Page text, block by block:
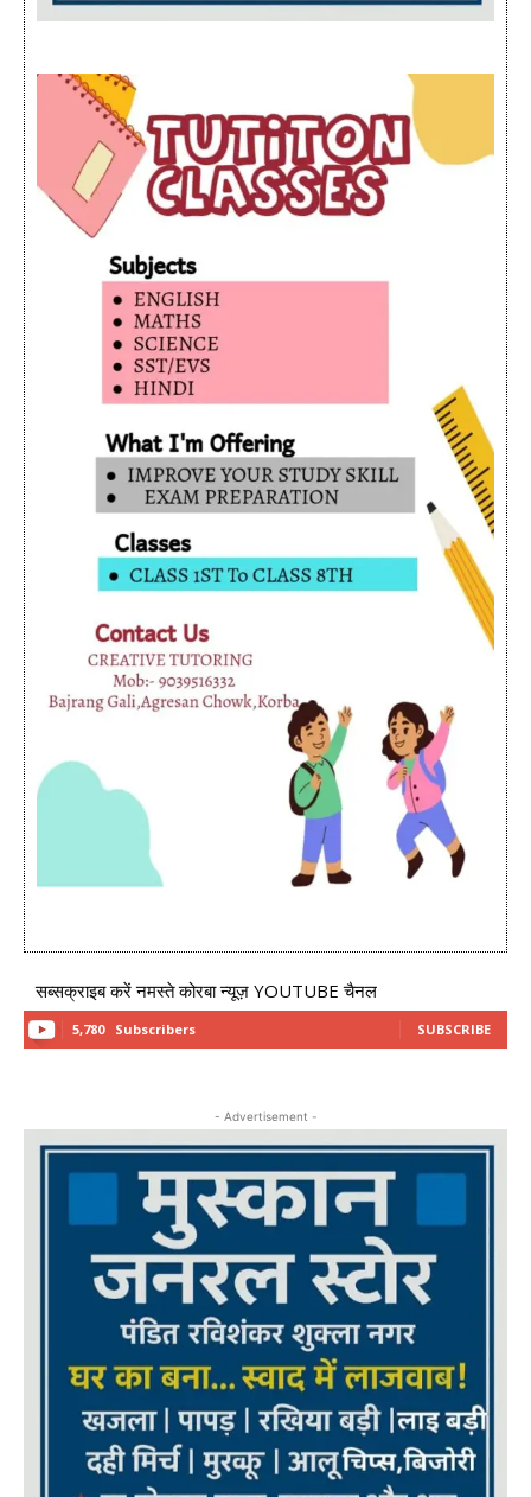
सब्सक्राइब करें नमस्ते कोरबा न्यूज़ YOUTUBE चैनल
5,780 Subscribers SUBSCRIBE
- Advertisement -